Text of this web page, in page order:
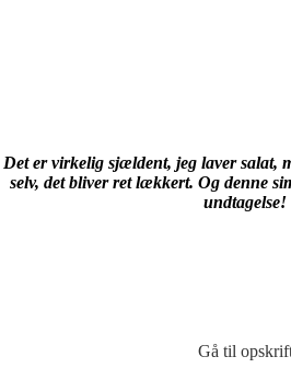
Det er virkelig sjældent, jeg laver salat,
selv, det bliver ret lækkert. Og denne
undtagelse!
Gå til